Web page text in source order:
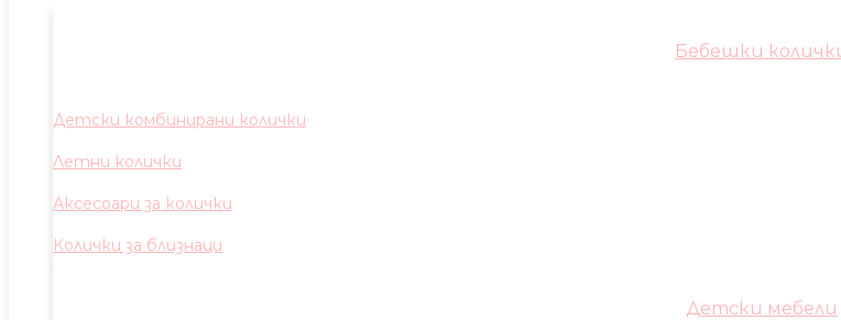
Бебешки
Детски комбинирани колички
Летни колички
Аксесоари за колички
Колички за близнаци
Детски мебели